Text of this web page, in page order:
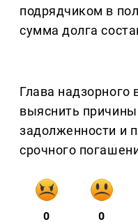
подрядчиком в
сумма долга
Глава надзорного
выяснить
задолженности и
срочного
0 0